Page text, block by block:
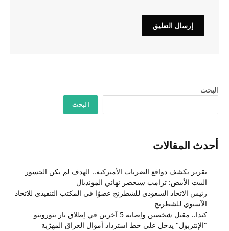
البحث
البحث
أحدث المقالات
تقرير يكشف دوافع الضربات الأميركية.. الهدف لم يكن الجسور
البيت الأبيض: ترامب سيحضر نهائي المونديال
رئيس الاتحاد السعودي للشطرنج عضوًا في المكتب التنفيذي للاتحاد
الآسيوي للشطرنج
كندا.. مقتل شخصين وإصابة 5 آخرين في إطلاق نار بتورونتو
"الإنتربول" يدخل على خط استرداد أموال العراق المهرّبة